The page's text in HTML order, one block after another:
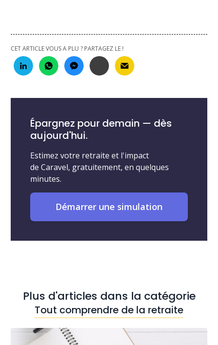
CET ARTICLE VOUS A PLU ? PARTAGEZ LE !
Épargnez pour demain — dès
aujourd'hui.
Estimez votre retraite et l'impact
de Caravel, gratuitement, en quelques
minutes.
Démarrer une simulation
Plus d'articles dans la catégorie
Tout comprendre de la retraite